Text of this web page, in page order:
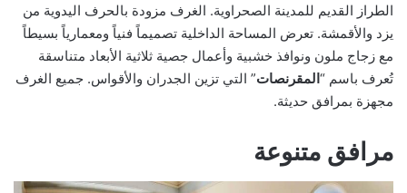
الطراز القديم للمدينة الصحراوية. الغرف مزودة بالحرف اليدوية من
يزد والأقمشة. تعرض المساحة الداخلية تصميماً فنياً ومعمارياً بسيطاً
مع زجاج ملون ونوافذ خشبية وأعمال جصية ثلاثية الأبعاد متناسقة
تُعرف باسم “ المقرنصات” التي تزين الجدران والأقواس. جميع الغرف
مجهزة بمرافق حديثة.
مرافق متنوعة